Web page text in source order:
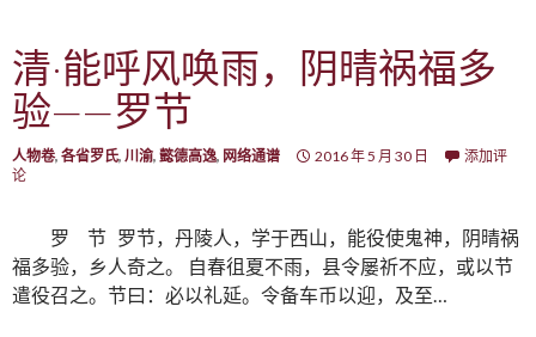
清·能呼风唤雨，阴晴祸福多
验——罗节
人物卷, 各省罗氏, 川渝, 懿德高逸, 网络通谱 2016 年 5 月 30 日
添加评
论
罗 节 罗节，丹陵人，学于西山，能役使鬼神，阴晴祸
福多验，乡人奇之。 自春徂夏不雨，县令屡祈不应，或以节
遣役召之。节曰：必以礼延。令备车币以迎，及至…